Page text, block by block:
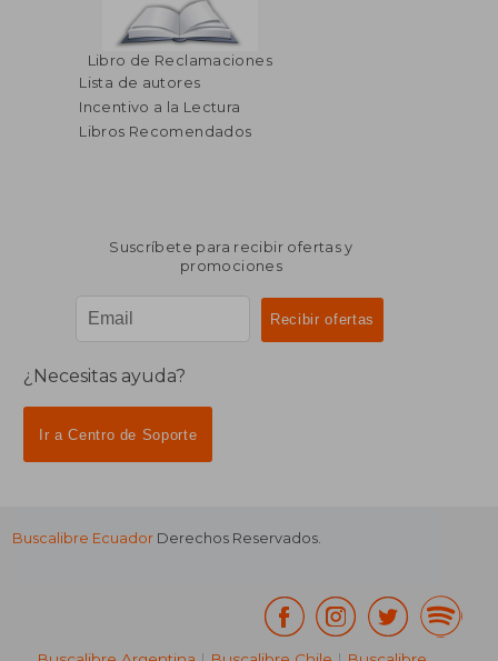
Libro de Reclamaciones
Lista de autores
Incentivo a la Lectura
Libros Recomendados
Suscríbete para recibir ofertas y
promociones
¿Necesitas ayuda?
Ir a Centro de Soporte
Buscalibre Ecuador Derechos Reservados.